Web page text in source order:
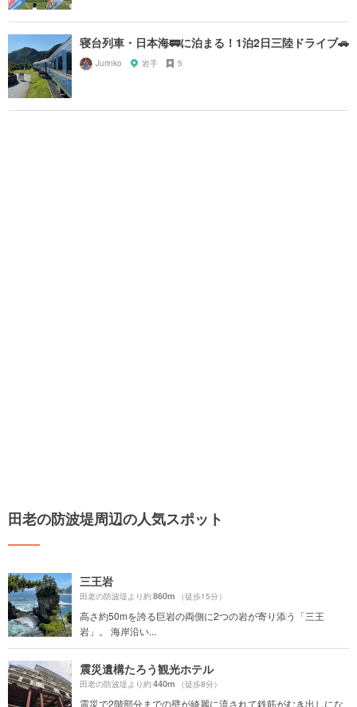
寝台列車・日本海🚃に泊まる！1泊2日三陸ドライブ🚗
Jurinko 岩手 5
田老の防波堤周辺の人気スポット
三王岩
田老の防波堤より約860m （徒歩15分）
高さ約50mを誇る巨岩の両側に2つの岩が寄り添う「三王
岩」。 海岸沿い...
震災遺構たろう観光ホテル
田老の防波堤より約440m （徒歩8分）
震災で2階部分までの壁が綺麗に流されて鉄筋がむき出しにな